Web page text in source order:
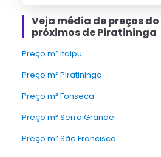
Veja média de preços do m² nos bairros
próximos de Piratininga
Preço m² Itaipu
Preço m² Piratininga
Preço m² Fonseca
Preço m² Serra Grande
Preço m² São Francisco